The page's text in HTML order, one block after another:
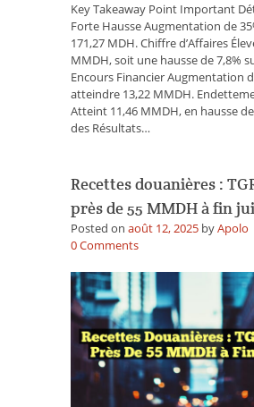
Surprenante
de
7,8%
!
Key Takeaway Point Important
Forte Hausse Augmentation de
171,27 MDH. Chiffre d’Affaires
MMDH, soit une hausse de 7,8%
Encours Financier Augmentation
atteindre 13,22 MMDH.
Atteint 11,46 MMDH, en hausse
des Résultats…
Recettes douanières :
près de 55 MMDH à fin
Posted on août 12, 2025 byApolo
0Commentson
douanières
:
TGR
atteint
près
de
55
MMDH